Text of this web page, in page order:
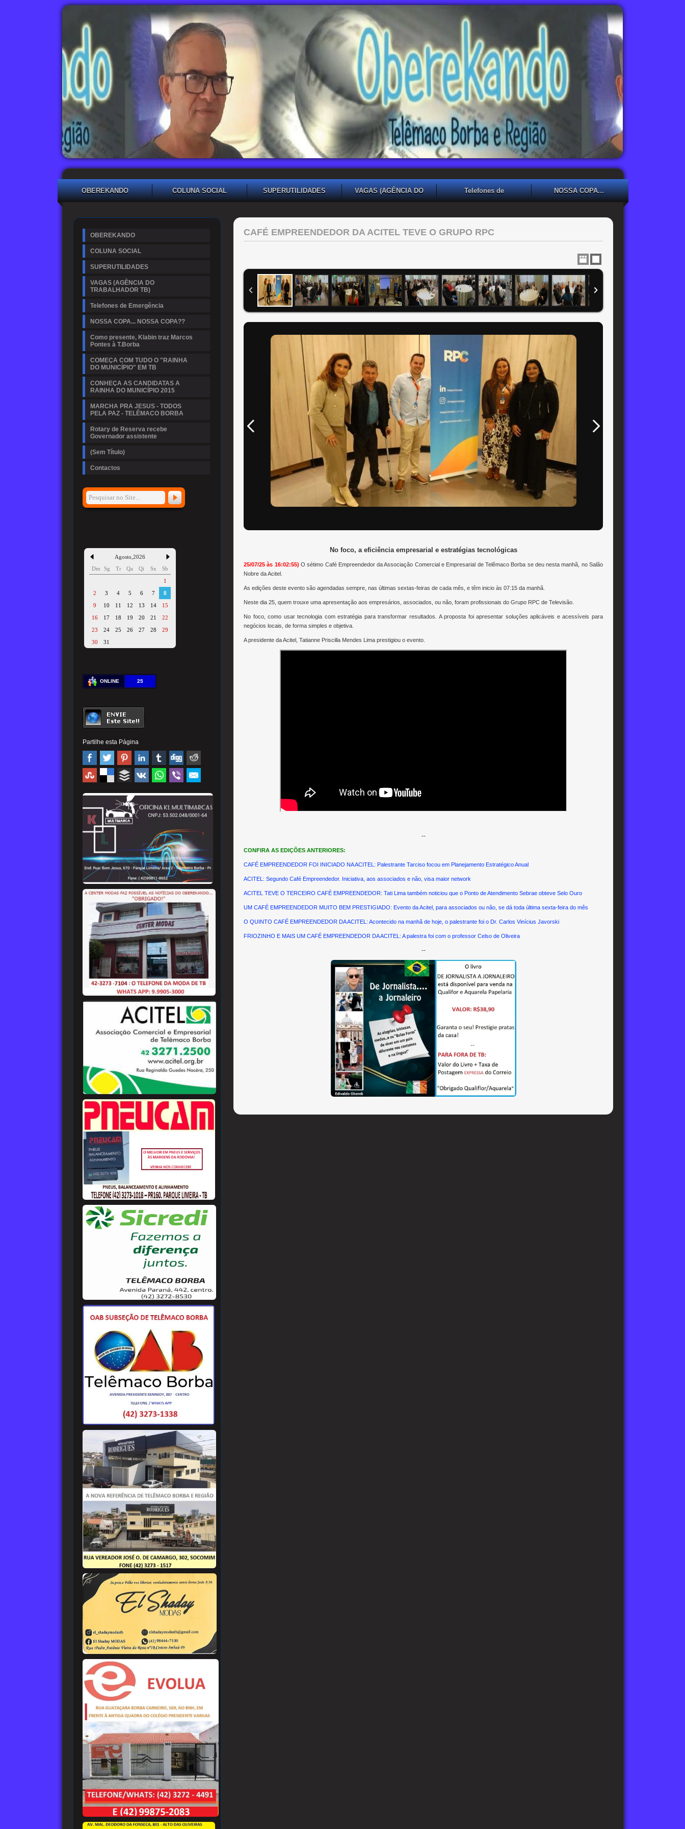
OBEREKANDO COLUNA SOCIAL SUPERUTILIDADES
VAGAS (AGÊNCIA DO
Telefones de
NOSSA COPA...
OBEREKANDO
COLUNA SOCIAL
SUPERUTILIDADES
VAGAS (AGÊNCIA DO
TRABALHADOR TB)
Telefones de Emergência
NOSSA COPA... NOSSA COPA??
Como presente, Klabin traz Marcos
Pontes à T.Borba
COMEÇA COM TUDO O "RAINHA
DO MUNICÍPIO" EM TB
CONHEÇA AS CANDIDATAS A
RAINHA DO MUNICÍPIO 2015
MARCHA PRA JESUS - TODOS
PELA PAZ - TELÊMACO BORBA
Rotary de Reserva recebe
Governador assistente
(Sem Título)
Contactos
Agosto 2026
Dm
Sg Tr Qa Qi Sx
Sb
1
2
3 4 5 6 7
8
9
10 11 12 13 14
15
16
17 18 19 20 21
22
23
24 25 26 27 28
29
30
31
ONLINE 25
Partilhe esta Página
CAFÉ EMPREENDEDOR DA ACITEL TEVE O GRUPO RPC
No foco, a eficiência empresarial e estratégias tecnológicas
25/07/25 às 16:02:55) O sétimo Café Empreendedor da Associação Comercial e Empresarial de Telêmaco Borba se deu nesta manhã, no Salão
Nobre da Acitel.
As edições deste evento são agendadas sempre, nas últimas sextas-feiras de cada mês, e têm inicio às 07:15 da manhã.
Neste dia 25, quem trouxe uma apresentação aos empresários, associados, ou não, foram profissionais do Grupo RPC de Televisão.
No foco, como usar tecnologia com estratégia para transformar resultados. A proposta foi apresentar soluções aplicáveis e acessíveis para
negócios locais, de forma simples e objetiva.
A presidente da Acitel, Tatianne Priscilla Mendes Lima prestigiou o evento.
--
CONFIRA AS EDIÇÕES ANTERIORES:
CAFÉ EMPREENDEDOR FOI INICIADO NA ACITEL: Palestrante Tarciso focou em Planejamento Estratégico Anual
ACITEL: Segundo Café Empreendedor. Iniciativa, aos associados e não, visa maior network
ACITEL TEVE O TERCEIRO CAFÉ EMPREENDEDOR: Tati Lima também noticiou que o Ponto de Atendimento Sebrae obteve Selo Ouro
UM CAFÉ EMPREENDEDOR MUITO BEM PRESTIGIADO: Evento da Acitel, para associados ou não, se dá toda última sexta-feira do mês
O QUINTO CAFÉ EMPREENDEDOR DA ACITEL: Acontecido na manhã de hoje, o palestrante foi o Dr. Carlos Vinícius Javorski
FRIOZINHO E MAIS UM CAFÉ EMPREENDEDOR DA ACITEL: A palestra foi com o professor Celso de Oliveira
--